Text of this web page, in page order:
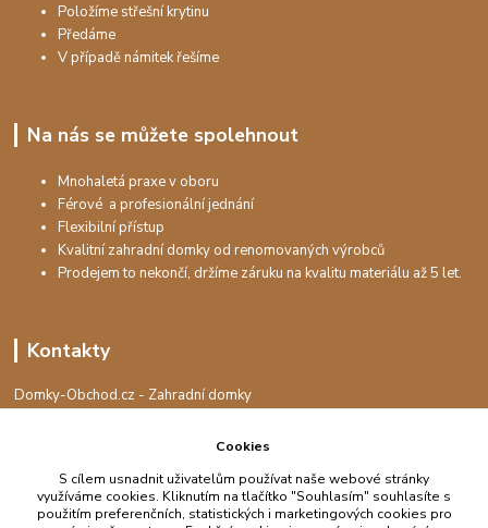
Položíme střešní krytinu
Předáme
V případě námitek řešíme
Na nás se můžete spolehnout
Mnohaletá praxe v oboru
Férové a profesionální jednání
Flexibilní přístup
Kvalitní zahradní domky od renomovaných výrobců
Prodejem to nekončí, držíme záruku na kvalitu materiálu až 5 let.
Kontakty
Domky-Obchod.cz - Zahradní domky
+420 730 501 925
info@domky-obchod.cz
Cookies
S cílem usnadnit uživatelům používat naše webové stránky
využíváme cookies. Kliknutím na tlačítko "Souhlasím" souhlasíte s
použitím preferenčních, statistických i marketingových cookies pro